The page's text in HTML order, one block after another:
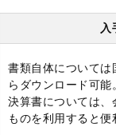
入
書類自体については
らダウンロード可能。
決算書については、
ものを利用すると便